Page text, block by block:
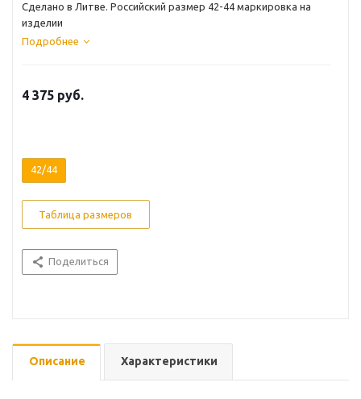
Сделано в Литве. Российский размер 42-44 маркировка на
изделии
Подробнее
4 375 руб.
42/44
Таблица размеров
Поделиться
Описание Характеристики